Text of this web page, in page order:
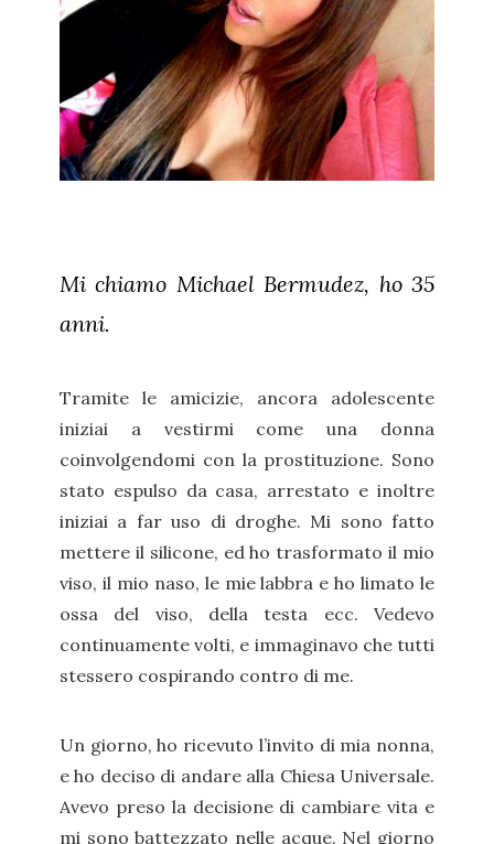
Mi chiamo Michael Bermudez, ho 35
anni.
Tramite le amicizie, ancora adolescente
iniziai a vestirmi come una donna
coinvolgendomi con la prostituzione. Sono
stato espulso da casa, arrestato e inoltre
iniziai a far uso di droghe. Mi sono fatto
mettere il silicone, ed ho trasformato il mio
viso, il mio naso, le mie labbra e ho limato le
ossa del viso, della testa ecc. Vedevo
continuamente volti, e immaginavo che tutti
stessero cospirando contro di me.
Un giorno, ho ricevuto l’invito di mia nonna,
e ho deciso di andare alla Chiesa Universale.
Avevo preso la decisione di cambiare vita e
mi sono battezzato nelle acque. Nel giorno